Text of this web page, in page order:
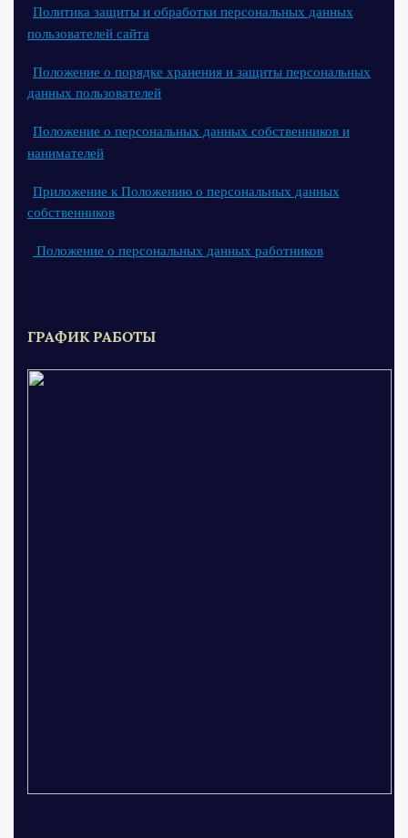
Политика защиты и обработки персональных данных
пользователей сайта
Положение о порядке хранения и защиты персональных
данных пользователей
Положение о персональных данных собственников и
нанимателей
Приложение к Положению о персональных данных
собственников
Положение о персональных данных работников
ГРАФИК РАБОТЫ